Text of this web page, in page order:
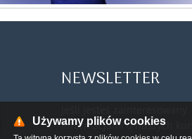
NEWSLETTER
informacjami o naszych
Używamy plików cookies